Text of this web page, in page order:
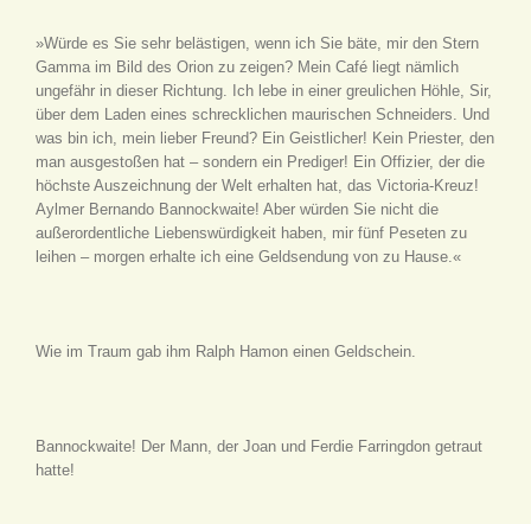
»Würde es Sie sehr belästigen, wenn ich Sie bäte, mir den Stern
Gamma im Bild des Orion zu zeigen? Mein Café liegt nämlich
ungefähr in dieser Richtung. Ich lebe in einer greulichen Höhle, Sir,
über dem Laden eines schrecklichen maurischen Schneiders. Und
was bin ich, mein lieber Freund? Ein Geistlicher! Kein Priester, den
man ausgestoßen hat – sondern ein Prediger! Ein Offizier, der die
höchste Auszeichnung der Welt erhalten hat, das Victoria-Kreuz!
Aylmer Bernando Bannockwaite! Aber würden Sie nicht die
außerordentliche Liebenswürdigkeit haben, mir fünf Peseten zu
leihen – morgen erhalte ich eine Geldsendung von zu Hause.«
Wie im Traum gab ihm Ralph Hamon einen Geldschein.
Bannockwaite! Der Mann, der Joan und Ferdie Farringdon getraut
hatte!